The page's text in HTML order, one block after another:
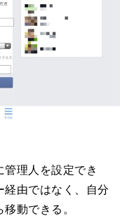
理人を設定でき
由ではなく、自分
動できる。